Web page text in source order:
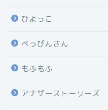
ひよっこ
べっぴんさん
もふもふ
アナザーストーリーズ